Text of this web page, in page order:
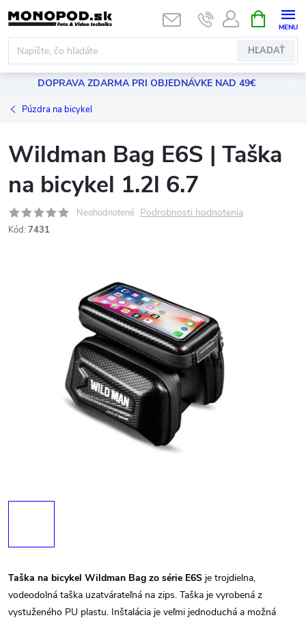
Prejsť
na
obsah
HĽADAŤ
KOŠÍK
DOPRAVA ZDARMA PRI OBJEDNÁVKE NAD 49€
Púzdra na bicykel
Wildman Bag E6S | Taška
na bicykel 1.2l 6.7
Neohodnotené Podrobnosti hodnotenia
Kód: 7431
Taška na bicykel Wildman Bag zo série E6S je trojdielna,
vodeodolná taška uzatvárateľná na zips. Taška je vyrobená z
vystuženého PU plastu. Inštalácia je veľmi jednoduchá a možná